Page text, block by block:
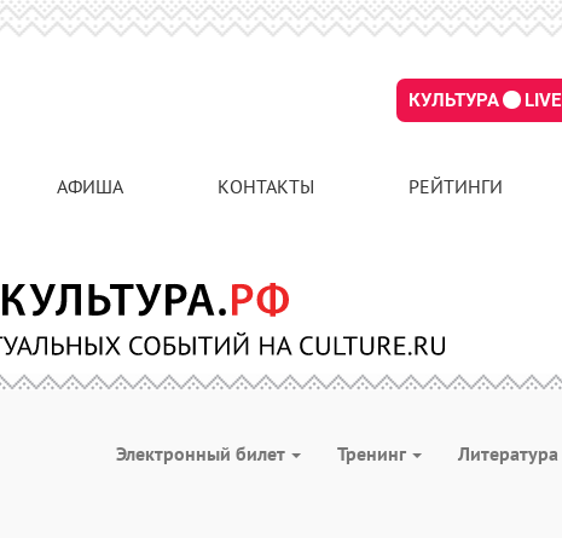
КУЛЬТУРА LIVE
АФИША КОНТАКТЫ РЕЙТИНГИ
Электронный билет Тренинг Литература